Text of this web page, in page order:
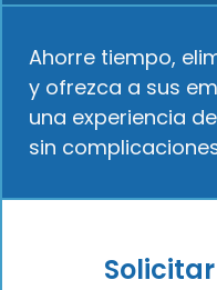
Ahorre tiempo,
y ofrezca a sus
una experiencia
sin